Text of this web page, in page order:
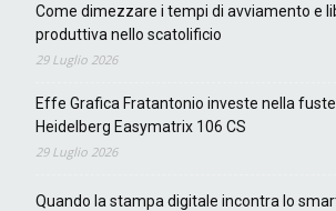
Come dimezzare i tempi di avviamento e
produttiva nello scatolificio
29 Luglio 2026
Effe Grafica Fratantonio investe nella
Heidelberg Easymatrix 106 CS
29 Luglio 2026
Quando la stampa digitale incontra lo